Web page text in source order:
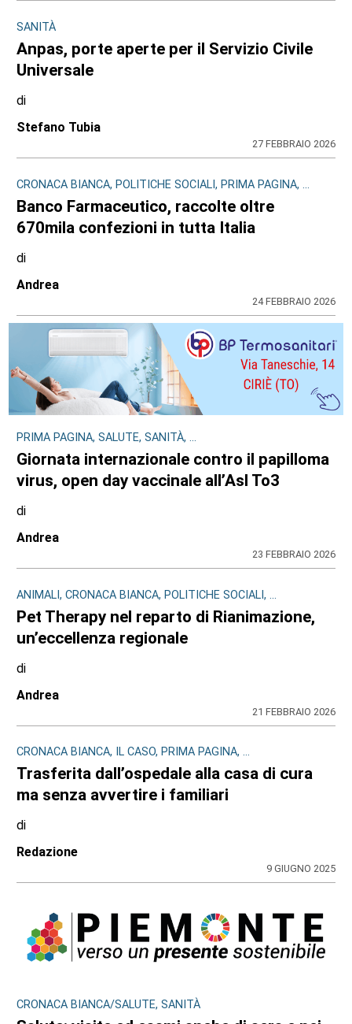
SANITÀ
Anpas, porte aperte per il Servizio Civile
Universale
di
Stefano Tubia
27 FEBBRAIO 2026
CRONACA BIANCA, POLITICHE SOCIALI, PRIMA PAGINA, ...
Banco Farmaceutico, raccolte oltre
670mila confezioni in tutta Italia
di
Andrea
24 FEBBRAIO 2026
PRIMA PAGINA, SALUTE, SANITÀ, ...
Giornata internazionale contro il papilloma
virus, open day vaccinale all’Asl To3
di
Andrea
23 FEBBRAIO 2026
ANIMALI, CRONACA BIANCA, POLITICHE SOCIALI, ...
Pet Therapy nel reparto di Rianimazione,
un’eccellenza regionale
di
Andrea
21 FEBBRAIO 2026
CRONACA BIANCA, IL CASO, PRIMA PAGINA, ...
Trasferita dall’ospedale alla casa di cura
ma senza avvertire i familiari
di
Redazione
9 GIUGNO 2025
CRONACA BIANCA/SALUTE, SANITÀ